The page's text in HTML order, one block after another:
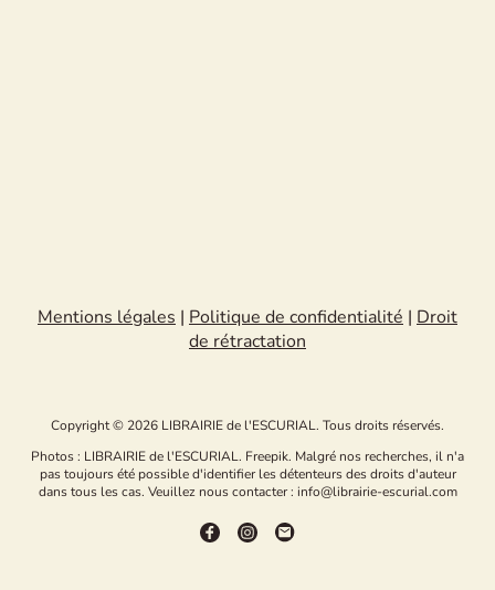
Mentions légales | Politique de confidentialité | Droit
de rétractation
Copyright © 2026 LIBRAIRIE de l'ESCURIAL. Tous droits réservés.
Photos : LIBRAIRIE de l'ESCURIAL. Freepik. Malgré nos recherches, il n'a
pas toujours été possible d'identifier les détenteurs des droits d'auteur
dans tous les cas. Veuillez nous contacter : info@librairie-escurial.com